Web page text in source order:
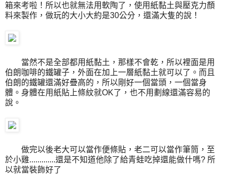
箱來考啦！ 所以也就無法用軟陶了， 使用紙黏土與壓克力顏
料來製作， 做玩的大小大約是30公分， 還滿大隻的說！
當然不是全部都用紙黏土， 那樣不會乾， 所以裡面是用
伯朗咖啡的鐵罐子， 外面在加上一層紙黏土就可以了。 而且
伯朗的鐵罐還滿好疊高的， 所以剛好一個當頭， 一個當身
體。 身體在用紙貼上條紋就OK了， 也不用劃線還滿容易的
說。
做完以後老大可以當作便條貼， 老二可以當作筆筒， 至
於小雞.............還是不知道他除了給青蛙吃掉還能做什嗎? 所
以就當裝飾好了